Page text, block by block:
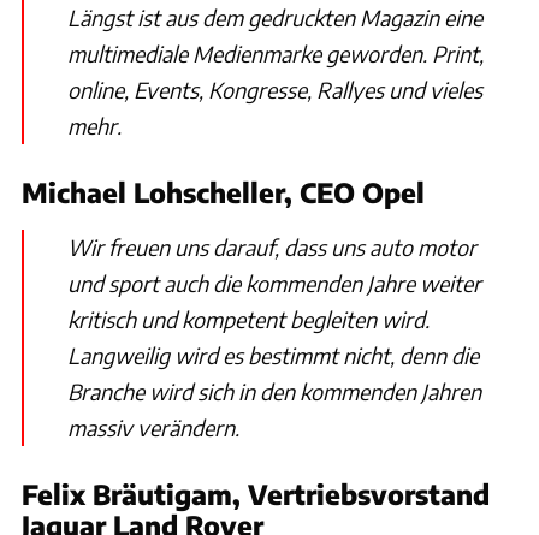
Längst ist aus dem gedruckten Magazin eine
multimediale Medienmarke geworden. Print,
online, Events, Kongresse, Rallyes und vieles
mehr.
Michael Lohscheller, CEO Opel
Wir freuen uns darauf, dass uns auto motor
und sport auch die kommenden Jahre weiter
kritisch und kompetent begleiten wird.
Langweilig wird es bestimmt nicht, denn die
Branche wird sich in den kommenden Jahren
massiv verändern.
Felix Bräutigam, Vertriebsvorstand
Jaguar Land Rover